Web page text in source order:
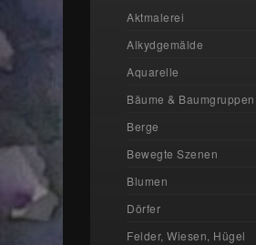
Aktmalerei
Alkydgemälde
Aquarelle
Bäume & Baumgruppen
Berge
Bewegte Szenen
Blumen
Dörfer
Felder, Wiesen, Hügel